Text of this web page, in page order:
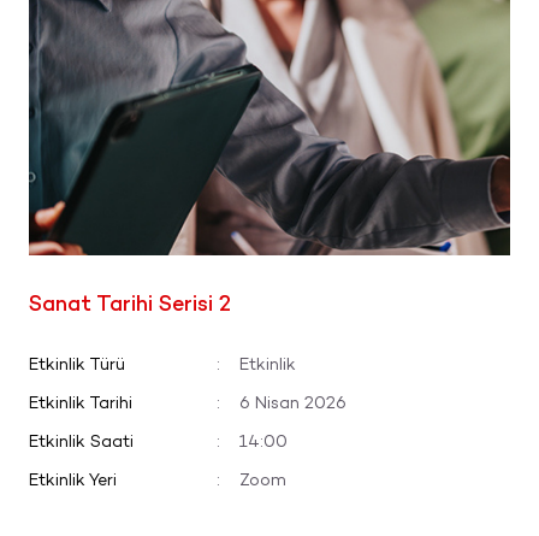
Sanat Tarihi Serisi 2
Etkinlik Türü : Etkinlik
Etkinlik Tarihi : 6 Nisan 2026
Etkinlik Saati : 14:00
Etkinlik Yeri : Zoom